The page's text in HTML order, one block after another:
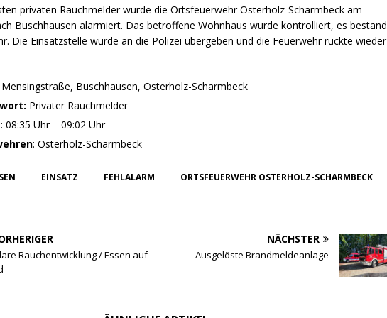
privaten Rauchmelder wurde die Ortsfeuerwehr Osterholz-Scharmbeck am
Buschhausen alarmiert. Das betroffene Wohnhaus wurde kontrolliert, es bestand
Die Einsatzstelle wurde an die Polizei übergeben und die Feuerwehr rückte wieder
Mensingstraße, Buschhausen, Osterholz-Scharmbeck
Privater Rauchmelder
: 08:35 Uhr – 09:02 Uhr
: Osterholz-Scharmbeck
EINSATZ FEHLALARM ORTSFEUERWEHR OSTERHOLZ-SCHARMBECK
Rauchentwicklung / Essen auf
NÄCHSTER
Ausgelöste Brandmeldeanlage